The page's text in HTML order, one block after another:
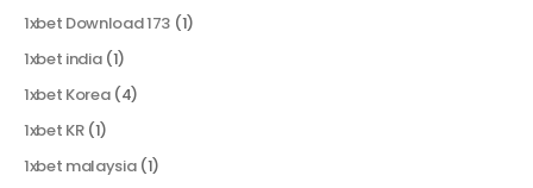
1xbet Download 173 (1)
1xbet india(1)
1xbet Korea(4)
1xbet KR(1)
1xbet malaysia(1)